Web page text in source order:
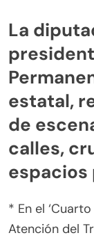
La
estatal,
de
calles,
* En el
Atención del